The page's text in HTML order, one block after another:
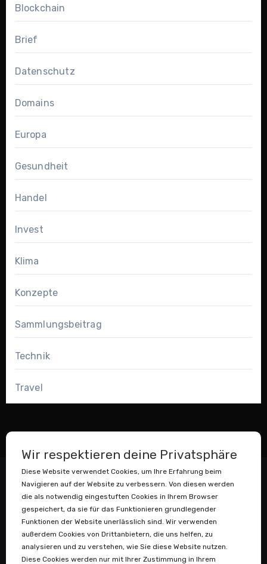
Blockchain
Brief
Datenschutz
Domains
Europa
Gesundheit
Handel
Invest
Klima
Konzepte
Sammlungsbeitrag
Technik
Travel
Datenstaubsauger
Wir respektieren deine Privatsphäre
Diese Website verwendet Cookies, um Ihre Erfahrung beim
Navigieren auf der Website zu verbessern. Von diesen werden
die als notwendig eingestuften Cookies in Ihrem Browser
gespeichert, da sie für das Funktionieren grundlegender
Funktionen der Website unerlässlich sind. Wir verwenden
außerdem Cookies von Drittanbietern, die uns helfen, zu
analysieren und zu verstehen, wie Sie diese Website nutzen.
Diese Cookies werden nur mit Ihrer Zustimmung in Ihrem